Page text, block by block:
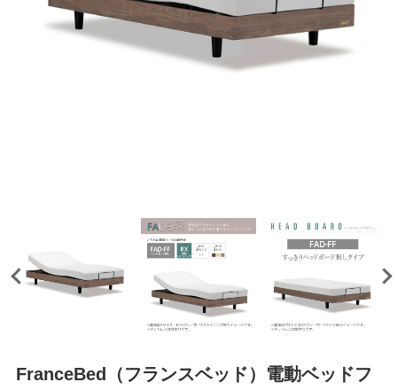
FranceBed（フランスベッド）電動ベッドフ